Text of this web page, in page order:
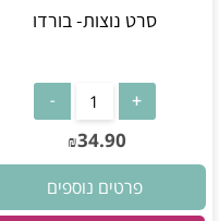
סרט נוצות- בורדו
₪34.90
פרטים נוספים